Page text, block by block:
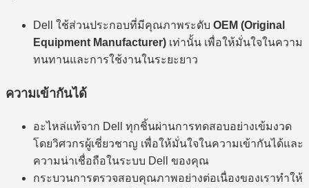
Dell ใช้ส่วนประกอบที่มีคุณภาพระดับ OEM (Original
Equipment Manufacturer) เท่านั้น เพื่อให้มั่นใจในความ
ทนทานและการใช้งานในระยะยาว
ความเข้ากันได้
อะไหล่แท้จาก Dell ทุกชิ้นผ่านการทดสอบอย่างเข้มงวด
โดยวิศวกรผู้เชี่ยวชาญ เพื่อให้มั่นใจในความเข้ากันได้และ
ความน่าเชื่อถือในระบบ Dell ของคุณ
กระบวนการตรวจสอบคุณภาพอย่างต่อเนื่องของเราทำให้